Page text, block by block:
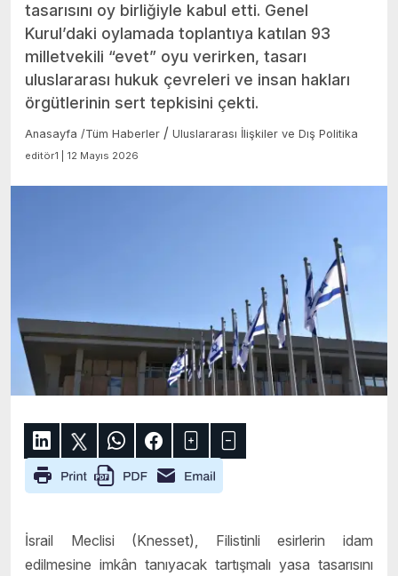
tasarısını oy birliğiyle kabul etti. Genel
Kurul’daki oylamada toplantıya katılan 93
milletvekili “evet” oyu verirken, tasarı
uluslararası hukuk çevreleri ve insan hakları
örgütlerinin sert tepkisini çekti.
Anasayfa /Tüm Haberler / Uluslararası İlişkiler ve Dış Politika
editör1 | 12 Mayıs 2026
İsrail Meclisi (Knesset), Filistinli esirlerin idam
edilmesine imkân tanıyacak tartışmalı yasa tasarısını